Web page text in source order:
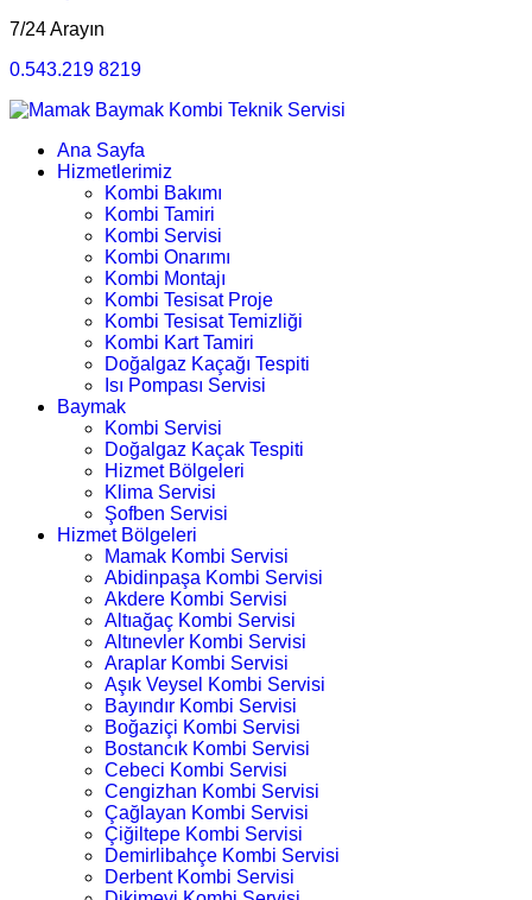
7/24 Arayın
0.543.219 8219
Ana Sayfa
Hizmetlerimiz
Kombi Bakımı
Kombi Tamiri
Kombi Servisi
Kombi Onarımı
Kombi Montajı
Kombi Tesisat Proje
Kombi Tesisat Temizliği
Kombi Kart Tamiri
Doğalgaz Kaçağı Tespiti
Isı Pompası Servisi
Baymak
Kombi Servisi
Doğalgaz Kaçak Tespiti
Hizmet Bölgeleri
Klima Servisi
Şofben Servisi
Hizmet Bölgeleri
Mamak Kombi Servisi
Abidinpaşa Kombi Servisi
Akdere Kombi Servisi
Altıağaç Kombi Servisi
Altınevler Kombi Servisi
Araplar Kombi Servisi
Aşık Veysel Kombi Servisi
Bayındır Kombi Servisi
Boğaziçi Kombi Servisi
Bostancık Kombi Servisi
Cebeci Kombi Servisi
Cengizhan Kombi Servisi
Çağlayan Kombi Servisi
Çiğiltepe Kombi Servisi
Demirlibahçe Kombi Servisi
Derbent Kombi Servisi